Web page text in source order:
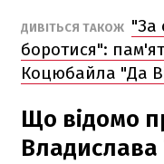
ДИВІТЬСЯ ТАКОЖ "За
боротися":
Коцюбайла "Да
Що відомо
Владислава